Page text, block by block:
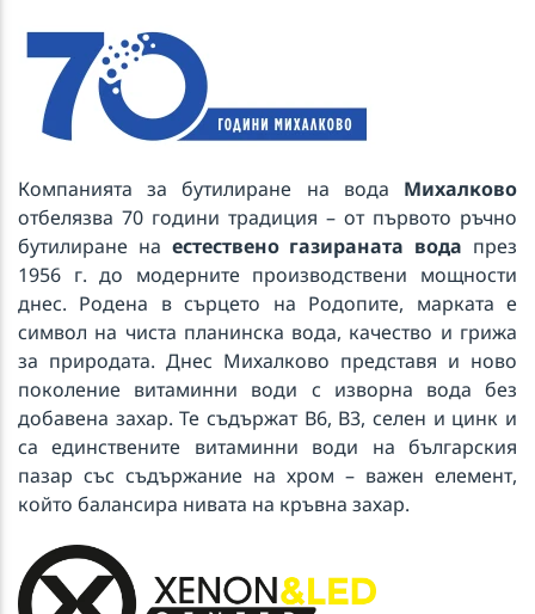
Компанията за бутилиране на вода Михалково
отбелязва 70 години традиция – от първото ръчно
бутилиране на естествено газираната вода през
1956 г. до модерните производствени мощности
днес. Родена в сърцето на Родопите, марката е
символ на чиста планинска вода, качество и грижа
за природата. Днес Михалково представя и ново
поколение витаминни води с изворна вода без
добавена захар. Те съдържат B6, B3, селен и цинк и
са единствените витаминни води на българския
пазар със съдържание на хром – важен елемент,
който балансира нивата на кръвна захар.